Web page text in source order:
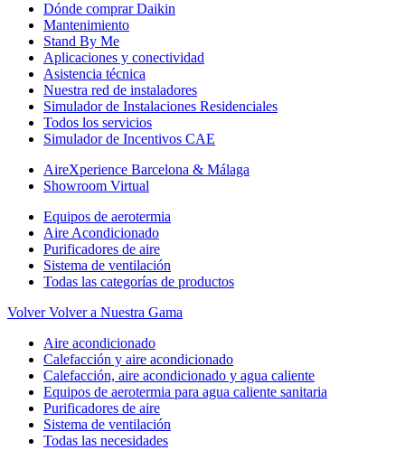
Dónde comprar Daikin
Mantenimiento
Stand By Me
Aplicaciones y conectividad
Asistencia técnica
Nuestra red de instaladores
Simulador de Instalaciones Residenciales
Todos los servicios
Simulador de Incentivos CAE
AireXperience Barcelona & Málaga
Showroom Virtual
Equipos de aerotermia
Aire Acondicionado
Purificadores de aire
Sistema de ventilación
Todas las categorías de productos
Volver Volver a Nuestra Gama
Aire acondicionado
Calefacción y aire acondicionado
Calefacción, aire acondicionado y agua caliente
Equipos de aerotermia para agua caliente sanitaria
Purificadores de aire
Sistema de ventilación
Todas las necesidades